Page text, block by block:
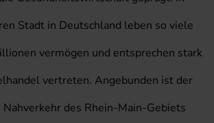
Stadt in Deutschland leben so viele
vermögen und entsprechen stark
vertreten. Angebunden ist der
des Rhein-Main-Gebiets